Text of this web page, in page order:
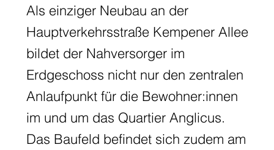
Als einziger Neubau an der
Hauptverkehrsstraße Kempener Allee
bildet der Nahversorger im
Erdgeschoss nicht nur den zentralen
Anlaufpunkt für die Bewohner:innen
im und um das Quartier Anglicus.
Das Baufeld befindet sich zudem am